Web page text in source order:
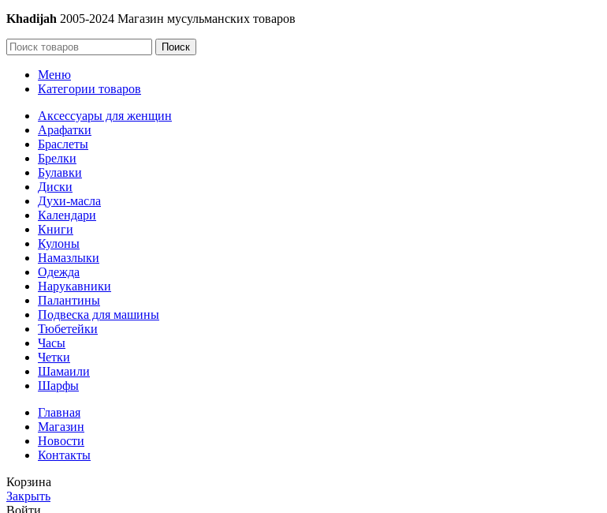
Khadijah 2005-2024 Магазин мусульманских товаров
Поиск
Меню
Категории товаров
Аксессуары для женщин
Арафатки
Браслеты
Брелки
Булавки
Диски
Духи-масла
Календари
Книги
Кулоны
Намазлыки
Одежда
Нарукавники
Палантины
Подвеска для машины
Тюбетейки
Часы
Четки
Шамаили
Шарфы
Главная
Магазин
Новости
Контакты
Корзина
Закрыть